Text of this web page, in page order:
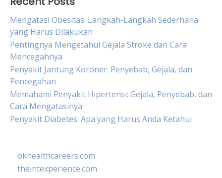
Mengatasi Obesitas: Langkah-Langkah Sederhana
yang Harus Dilakukan
Pentingnya Mengetahui Gejala Stroke dan Cara
Mencegahnya
Penyakit Jantung Koroner: Penyebab, Gejala, dan
Pencegahan
Memahami Penyakit Hipertensi: Gejala, Penyebab, dan
Cara Mengatasinya
Penyakit Diabetes: Apa yang Harus Anda Ketahui
okhealthcareers.com
theintexperience.com